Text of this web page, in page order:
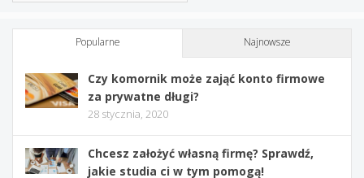
Popularne Najnowsze
Czy komornik może zająć konto firmowe
za prywatne długi?
28 stycznia, 2020
Chcesz założyć własną firmę? Sprawdź,
jakie studia ci w tym pomogą!